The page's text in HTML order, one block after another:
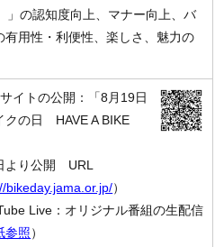
」の認知度向上、マナー向上、バ
有用性・利便性、楽しさ、魅力の
イトの公開：「8月19日
クの日 HAVE A BIKE
より公開 URL
bikeday.jama.or.jp/）
Live：オリジナル番組の生配信
参照）